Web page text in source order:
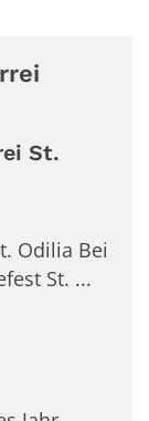
St.
Odilia Bei
St. ...